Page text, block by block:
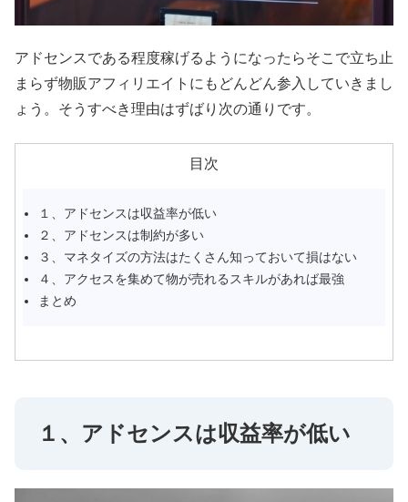
アドセンスである程度稼げるようになったらそこで立ち止
まらず物販アフィリエイトにもどんどん参入していきまし
ょう。そうすべき理由はずばり次の通りです。
目次
１、アドセンスは収益率が低い
２、アドセンスは制約が多い
３、マネタイズの方法はたくさん知っておいて損はない
４、アクセスを集めて物が売れるスキルがあれば最強
まとめ
１、アドセンスは収益率が低い